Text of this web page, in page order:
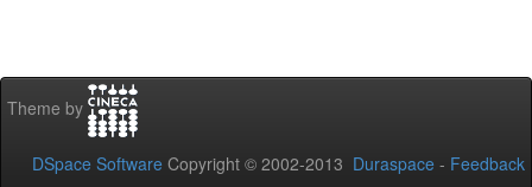
Theme by
DSpace Software Copyright © 2002-2013 Duraspace - Feedback